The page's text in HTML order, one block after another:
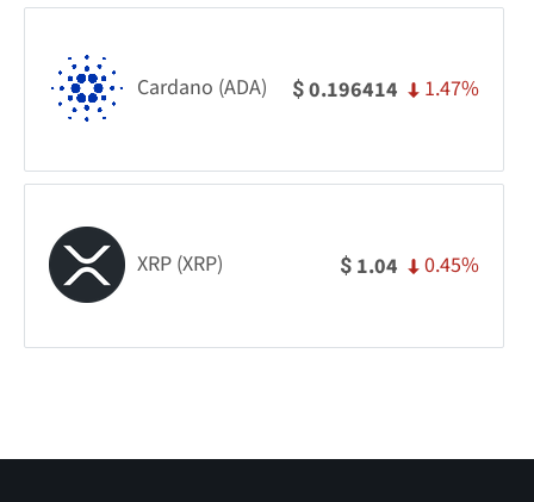
Cardano (ADA) $0.196414 1.47%
XRP (XRP) $ 1.04 0.45%